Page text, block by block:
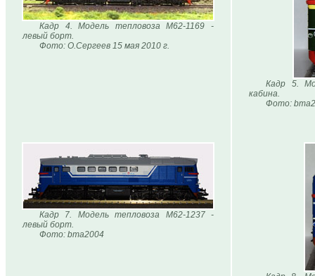
Кадр 4. Модель тепловоза М62-1169 -
левый борт.
Фото: О.Сергеев 15 мая 2010 г.
Кадр 5.
кабина.
Фото:
Кадр 7. Модель тепловоза М62-1237 -
левый борт.
Фото: bma2004